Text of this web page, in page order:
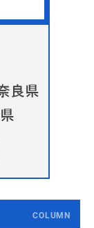
COLUMN